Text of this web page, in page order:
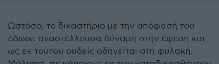
Ωστόσο, το δικαστήριο με την απόφασή του
έδωσε αναστέλλουσα δύναμη στην έφεση και
ως εκ τούτου ουδείς οδηγείται στη φυλακή.